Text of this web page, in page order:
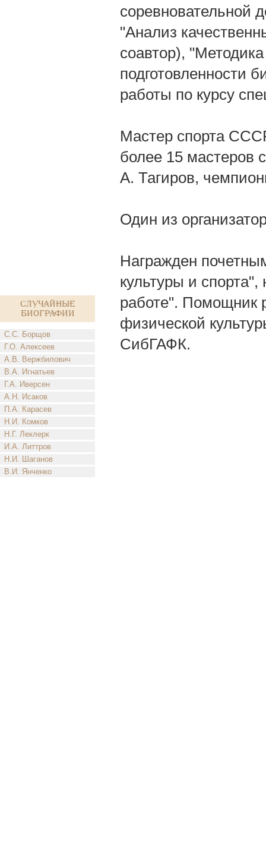
Случайные
биографии
С.С. Борщов
Г.О. Алексеев
А.В. Вержбилович
В.А. Игнатьев
Г.А. Иверсен
А.Н. Исаков
П.А. Карасев
Н.И. Комков
Н.Г. Леклерк
И.А. Литтров
Н.И. Шаганов
В.И. Янченко
соревновательной
"Анализ
соавтор),
подготовленности
работы по курсу
Мастер спорта
более 15 мастеров
А. Тагиров,
Один из
Награжден
культуры и
работе". Помощник
физической
СибГАФК.